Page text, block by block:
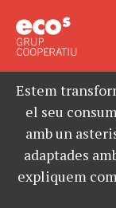
Estem
el seu
amb un
adaptades
expliquem